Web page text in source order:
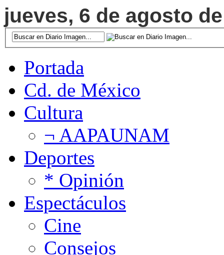
jueves, 6 de agosto
Portada
Cd. de México
Cultura
¬ AAPAUNAM
Deportes
* Opinión
Espectáculos
Cine
Consejos